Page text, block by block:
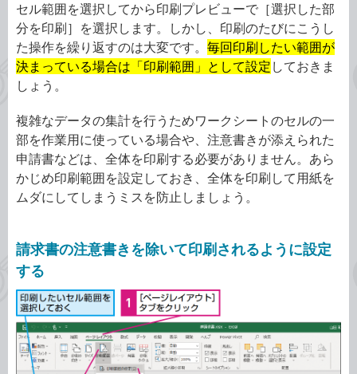
セル範囲を選択してから印刷プレビューで［選択した部
分を印刷］を選択します。しかし、印刷のたびにこうし
た操作を繰り返すのは大変です。 毎回印刷したい範囲が
決まっている場合は「印刷範囲」として設定 しておきま
しょう。
複雑なデータの集計を行うためワークシートのセルの一
部を作業用に使っている場合や、注意書きが添えられた
申請書などは、全体を印刷する必要がありません。あら
かじめ印刷範囲を設定しておき、全体を印刷して用紙を
ムダにしてしまうミスを防止しましょう。
請求書の注意書きを除いて印刷されるように設定
する